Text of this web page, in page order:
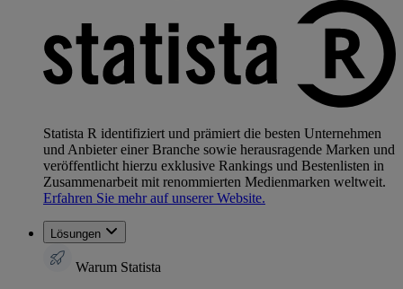
Statista R identifiziert und prämiert die besten Unternehmen
und Anbieter einer Branche sowie herausragende Marken und
veröffentlicht hierzu exklusive Rankings und Bestenlisten in
Zusammenarbeit mit renommierten Medienmarken weltweit.
Erfahren Sie mehr auf unserer Website.
Lösungen
Warum Statista